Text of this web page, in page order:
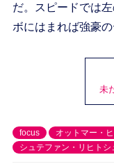
だ。スピードでは
ボにはまれば強豪
未
focus オットマー・
シュテファン・リヒトシ